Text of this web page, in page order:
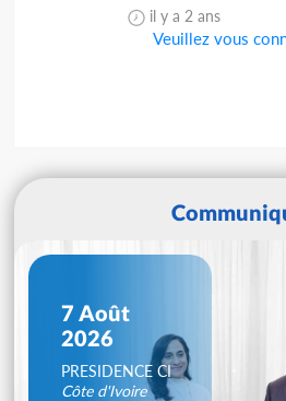
il y a 2 ans
Veuillez vous
7 Août
2026
PRESIDENCE CI
Côte d'Ivoire